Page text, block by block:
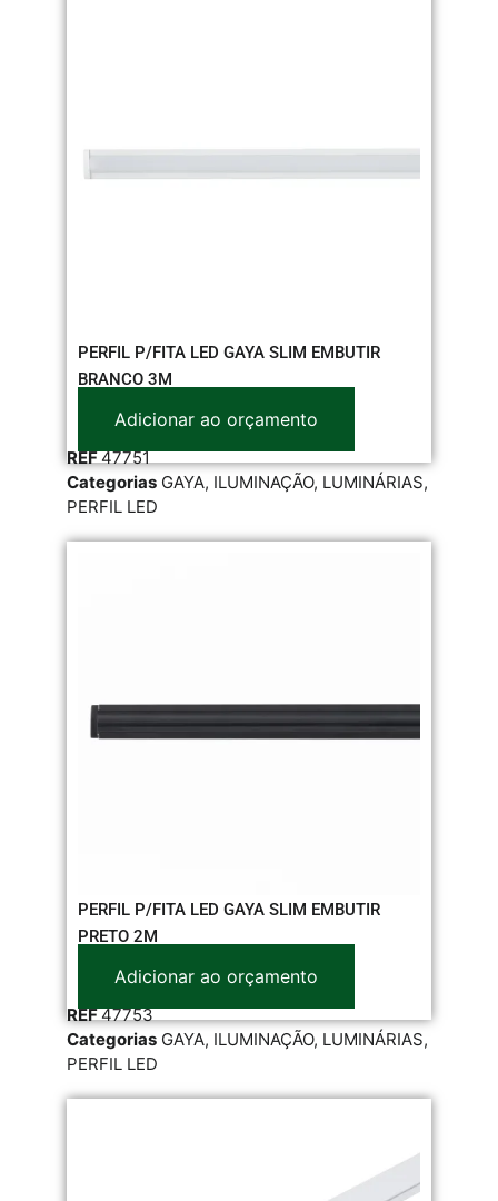
PERFIL P/FITA LED GAYA SLIM EMBUTIR
BRANCO 3M
Adicionar ao orçamento
REF47751
Categorias GAYA, ILUMINAÇÃO, LUMINÁRIAS,
PERFIL LED
PERFIL P/FITA LED GAYA SLIM EMBUTIR
PRETO 2M
Adicionar ao orçamento
REF47753
Categorias GAYA, ILUMINAÇÃO, LUMINÁRIAS,
PERFIL LED